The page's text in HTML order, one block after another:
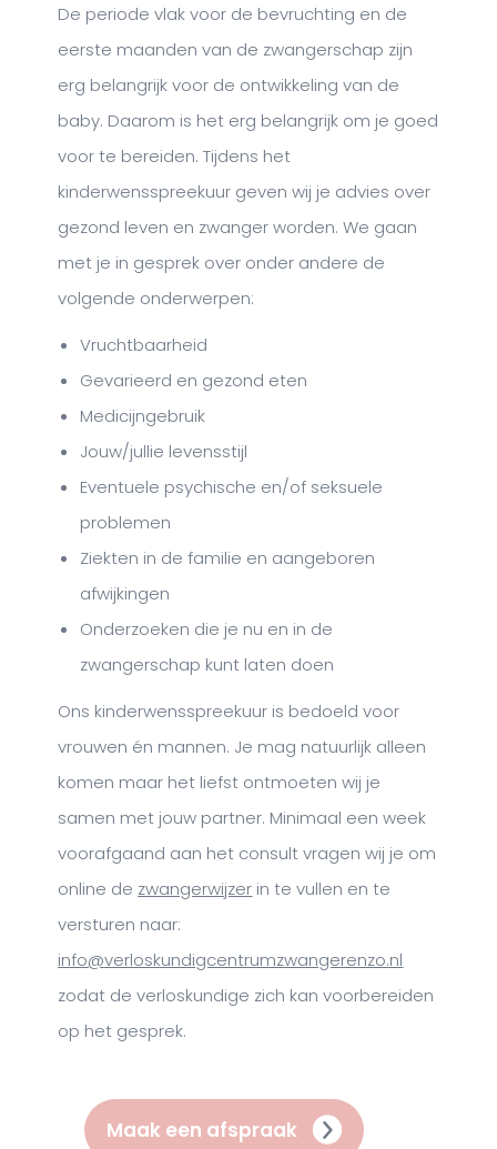
De periode vlak voor de bevruchting en de
eerste maanden van de zwangerschap zijn
erg belangrijk voor de ontwikkeling van de
baby. Daarom is het erg belangrijk om je goed
voor te bereiden. Tijdens het
kinderwensspreekuur geven wij je advies over
gezond leven en zwanger worden. We gaan
met je in gesprek over onder andere de
volgende onderwerpen:
Vruchtbaarheid
Gevarieerd en gezond eten
Medicijngebruik
Jouw/jullie levensstijl
Eventuele psychische en/of seksuele
problemen
Ziekten in de familie en aangeboren
afwijkingen
Onderzoeken die je nu en in de
zwangerschap kunt laten doen
Ons kinderwensspreekuur is bedoeld voor
vrouwen én mannen. Je mag natuurlijk alleen
komen maar het liefst ontmoeten wij je
samen met jouw partner. Minimaal een week
voorafgaand aan het consult vragen wij je om
online de zwangerwijzer in te vullen en te
versturen naar:
info@verloskundigcentrumzwangerenzo.nl
zodat de verloskundige zich kan voorbereiden
op het gesprek.
Maak een afspraak